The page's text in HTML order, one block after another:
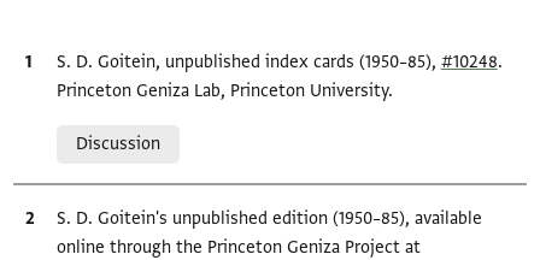
Bibliographic citation
S. D. Goitein, unpublished index cards (1950–85), #10248.
Princeton Geniza Lab, Princeton University.
Discussion
Bibliographic citation
S. D. Goitein's unpublished edition (1950–85), available
online through the Princeton Geniza Project at